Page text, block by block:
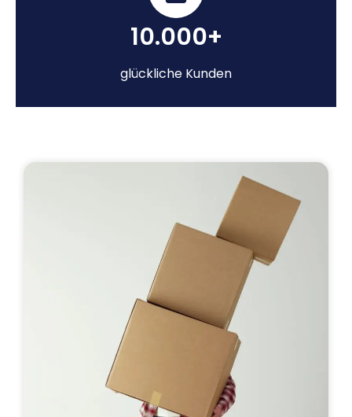
10.000+
glückliche Kunden